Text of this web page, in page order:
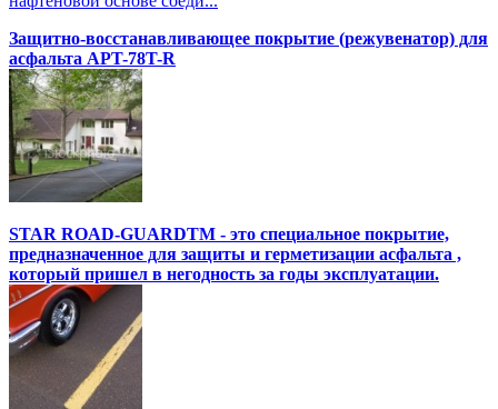
Защитно-восстанавливающее покрытие (режувенатор) для
асфальта APT-78T-R
STAR ROAD-GUARDTM - это специальное покрытие,
предназначенное для защиты и герметизации асфальта ,
который пришел в негодность за годы эксплуатации.